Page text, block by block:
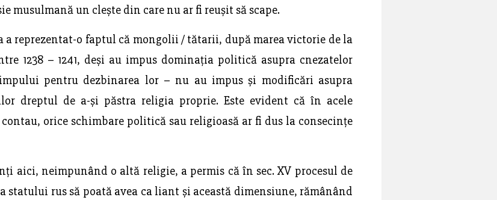
musulmană un clește din care nu ar fi reușit să scape.
a reprezentat-o faptul că mongolii / tătarii, după marea victorie de la
1238 – 1241, deși au impus dominația politică asupra cnezatelor
pentru dezbinarea lor – nu au impus și modificări asupra
dreptul de a-și păstra religia proprie. Este evident că în acele
orice schimbare politică sau religioasă ar fi dus la consecințe
aici, neimpunând o altă religie, a permis că în sec. XV procesul de
statului rus să poată avea ca liant și această dimensiune, rămânând